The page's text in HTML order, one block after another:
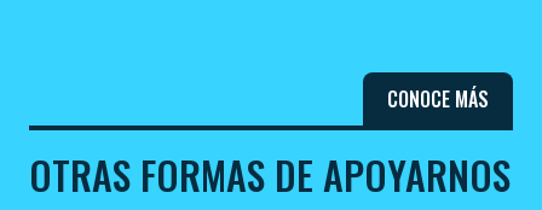
CONOCE MÁS
OTRAS FORMAS DE APOYARNOS